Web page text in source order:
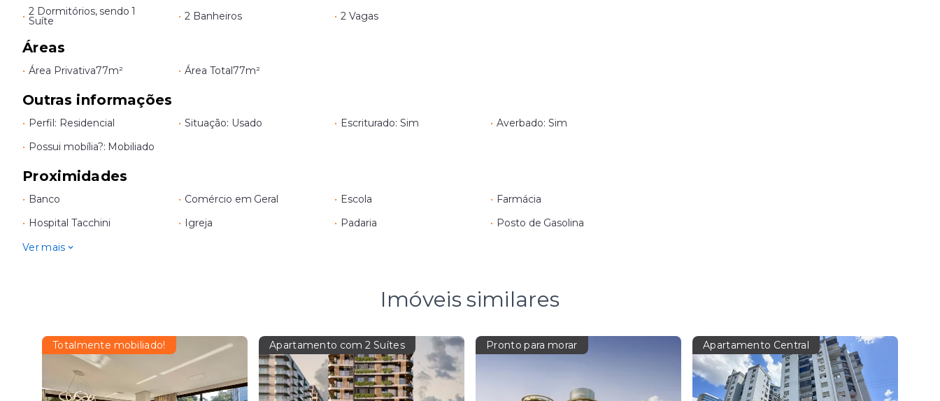
• 2 Dormitórios, sendo 1
Suíte • 2 Banheiros • 2 Vagas
Áreas
• Área Privativa77m² • Área Total77m²
Outras informações
• Perfil: Residencial • Situação: Usado • Escriturado: Sim • Averbado: Sim
• Possui mobília?: Mobiliado
Proximidades
• Banco • Comércio em Geral • Escola • Farmácia
• Hospital Tacchini • Igreja • Padaria • Posto de Gasolina
Ver mais
Imóveis similares
Totalmente mobiliado! Apartamento com 2 Suítes Pronto para morar Apartamento Central